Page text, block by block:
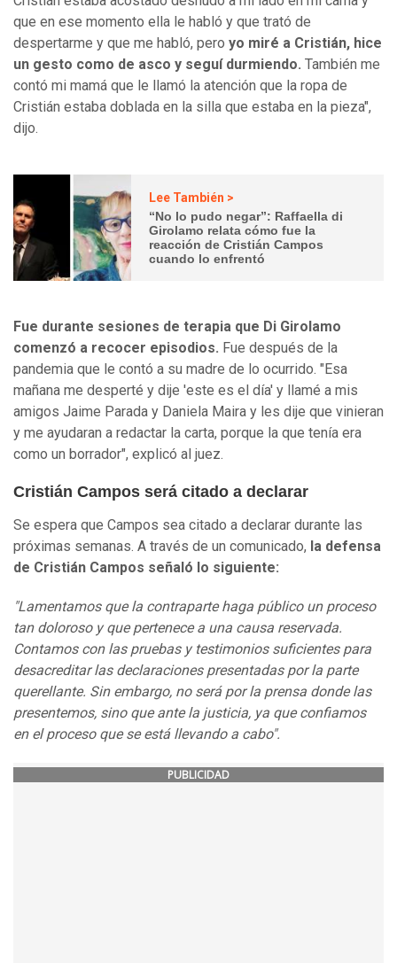
que en ese momento ella le habló y que trató de
despertarme y que me habló, pero yo miré a Cristián, hice
un gesto como de asco y seguí durmiendo. También me
contó mi mamá que le llamó la atención que la ropa de
Cristián estaba doblada en la silla que estaba en la pieza",
dijo.
Lee También >
“No lo pudo negar”: Raffaella di
Girolamo relata cómo fue la
reacción de Cristián Campos
cuando lo enfrentó
Fue durante sesiones de terapia que Di Girolamo
comenzó a recocer episodios. Fue después de la
pandemia que le contó a su madre de lo ocurrido. "Esa
mañana me desperté y dije 'este es el día' y llamé a mis
amigos Jaime Parada y Daniela Maira y les dije que vinieran
y me ayudaran a redactar la carta, porque la que tenía era
como un borrador", explicó al juez.
Cristián Campos será citado a declarar
Se espera que Campos sea citado a declarar durante las
próximas semanas. A través de un comunicado, la defensa
de Cristián Campos señaló lo siguiente:
"Lamentamos que la contraparte haga público un proceso
tan doloroso y que pertenece a una causa reservada.
Contamos con las pruebas y testimonios suficientes para
desacreditar las declaraciones presentadas por la parte
querellante. Sin embargo, no será por la prensa donde las
presentemos, sino que ante la justicia, ya que confiamos
en el proceso que se está llevando a cabo".
PUBLICIDAD